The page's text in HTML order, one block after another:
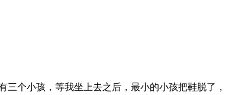
个小孩，等我坐上去之后，最小的小孩把鞋脱了，